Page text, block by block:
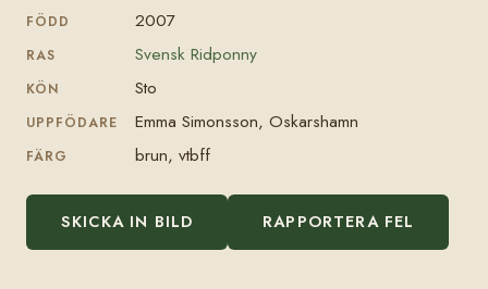
FÖDD 2007
RAS Svensk Ridponny
KÖN Sto
UPPFÖDARE Emma Simonsson, Oskarshamn
FÄRG brun, vtbff
SKICKA IN BILD RAPPORTERA FEL